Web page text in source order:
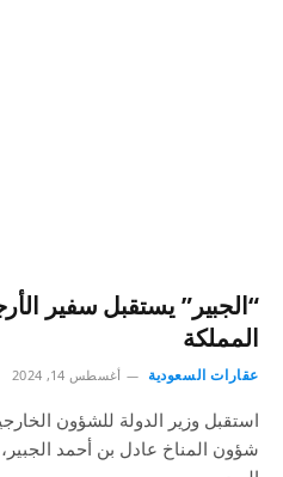
“الجبير” يستقبل سفير
المملكة
عقارات السعودية أغسطس 14, 2024
استقبل وزير الدولة للشؤون
شؤون المناخ عادل بن أحمد